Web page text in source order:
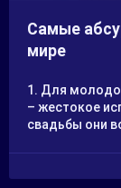
Самые
мире
1. Для
– жестокое
свадьбы они
избежать
не прошли